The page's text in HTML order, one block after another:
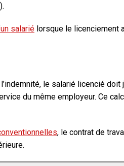
).
salarié lorsque le licenciement
le salarié licencié doit
du même employeur. Ce
, le contrat de